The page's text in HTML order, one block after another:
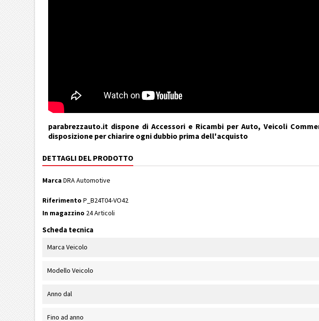
parabrezzauto.it dispone di Accessori e Ricambi per Auto, Veicoli
disposizione per chiarire ogni dubbio prima dell'acquisto
DETTAGLI DEL PRODOTTO
Marca DRA Automotive
Riferimento P_B24T04-VO42
In magazzino 24 Articoli
Scheda tecnica
Marca Veicolo
Modello Veicolo
Anno dal
Fino ad anno